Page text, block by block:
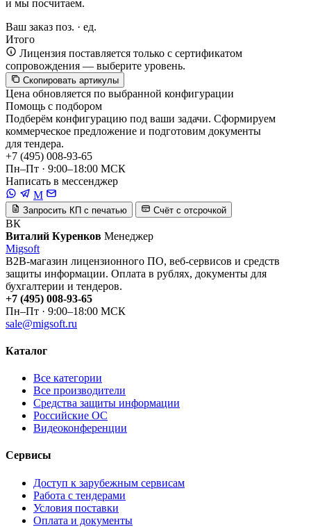
и мы посчитаем.
Ваш заказ поз. · ед.
Итого
Лицензия поставляется только с сертификатом
сопровождения — выберите уровень.
Скопировать артикулы
Цена обновляется по выбранной конфигурации
Помощь с подбором
Подберём конфигурацию под ваши задачи. Сформируем
коммерческое предложение и подготовим документы
для тендера.
+7 (495) 008-93-65
Пн–Пт · 9:00–18:00 МСК
Написать в мессенджер
M
Запросить КП с печатью Счёт с отсрочкой
ВК
Виталий Куренков Менеджер
Migsoft
B2B-магазин лицензионного ПО, веб-сервисов и средств
защиты информации. Оплата в рублях, документы для
бухгалтерии и тендеров.
+7 (495) 008-93-65
Пн–Пт · 9:00–18:00 МСК
sale@migsoft.ru
Каталог
Все категории
Все производители
Средства защиты информации
Российские ОС
Видеоконференции
Сервисы
Доступ к зарубежным сервисам
Работа с тендерами
Условия поставки
Оплата и документы